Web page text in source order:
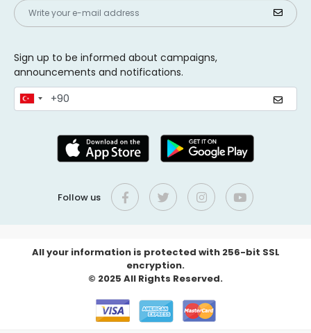
Sign up to be informed about campaigns,
announcements and notifications.
Follow us
All your information is protected with 256-bit SSL
encryption.
© 2025 All Rights Reserved.